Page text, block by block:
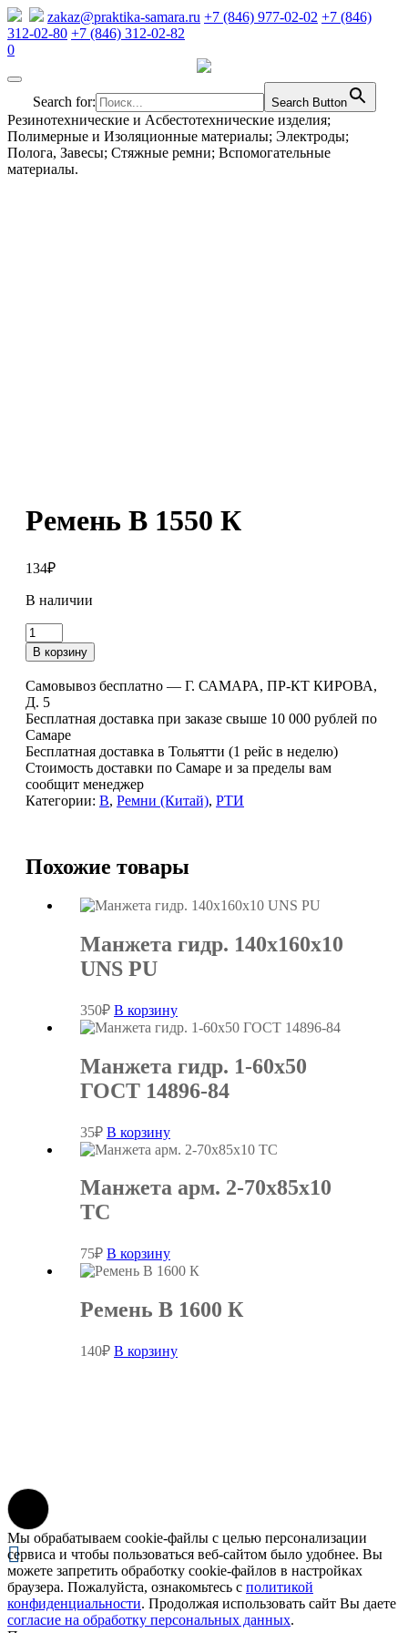
zakaz@praktika-samara.ru +7 (846) 977-02-02 +7 (846)
312-02-80 +7 (846) 312-02-82
0
Search for: Search Button
Резинотехнические и Асбестотехнические изделия;
Полимерные и Изоляционные материалы; Электроды;
Полога, Завесы; Стяжные ремни; Вспомогательные
материалы.
Ремень В 1550 К
134₽
В наличии
Количество
товара
Ремень
В
1550
К
В корзину
Самовывоз бесплатно — Г. САМАРА, ПР-КТ КИРОВА,
Д. 5
Бесплатная доставка при заказе свыше 10 000 рублей по
Самаре
Бесплатная доставка в Тольятти (1 рейс в неделю)
Стоимость доставки по Самаре и за пределы вам
сообщит менеджер
Категории: В, Ремни (Китай), РТИ
Похожие товары
Манжета гидр. 140х160х10
UNS PU
350₽ В корзину
Манжета гидр. 1-60х50
ГОСТ 14896-84
35₽ В корзину
Манжета арм. 2-70х85х10
ТС
75₽ В корзину
Ремень В 1600 К
140₽ В корзину
Мы обрабатываем cookie-файлы с целью персонализации
сервиса и чтобы пользоваться веб-сайтом было удобнее. Вы
можете запретить обработку cookie-файлов в настройках
браузера. Пожалуйста, ознакомьтесь с политикой
конфиденциальности. Продолжая использовать сайт Вы даете
согласие на обработку персональных данных.